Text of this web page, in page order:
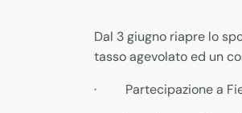
Dal 3 giugno riapre lo
tasso agevolato ed un
· Partecipazione a